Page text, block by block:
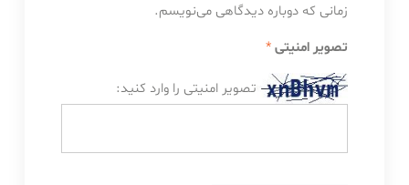
زمانی که دوباره دیدگاهی می‌نویسم.
تصویر امنیتی*
تصویر امنیتی را وارد کنید: